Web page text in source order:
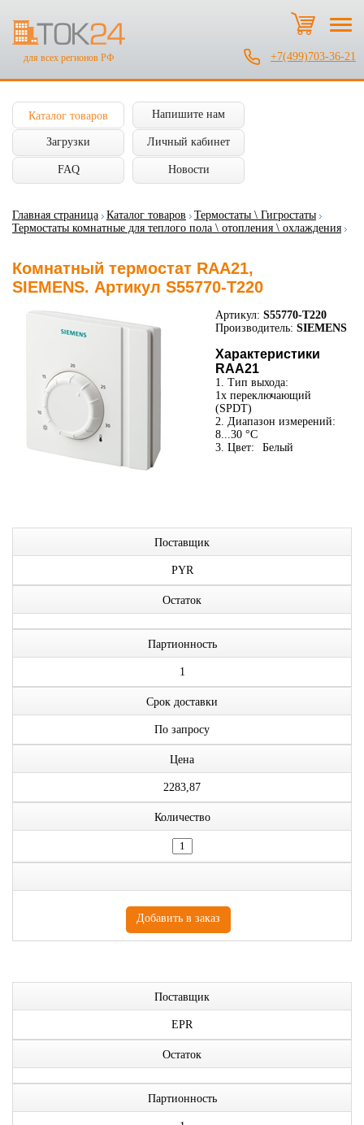
для всех регионов РФ +7(499)703-36-21
Каталог товаров Напишите нам
Загрузки Личный кабинет
FAQ Новости
Главная страница Каталог товаров
Термостаты \ Гигростаты
Термостаты комнатные для теплого пола \ отопления \ охлаждения
Комнатный термостат RAA21,
SIEMENS. Артикул S55770-T220
Артикул: S55770-T220
Производитель: SIEMENS
Характеристики
RAA21
1. Тип выхода:
1x переключающий
(SPDT)
2. Диапазон измерений:
8...30 °C
3. Цвет:
Белый
Поставщик
PYR
Остаток
Партионность
1
Срок доставки
По запросу
Цена
2283,87
Количество
Поставщик
EPR
Остаток
Партионность